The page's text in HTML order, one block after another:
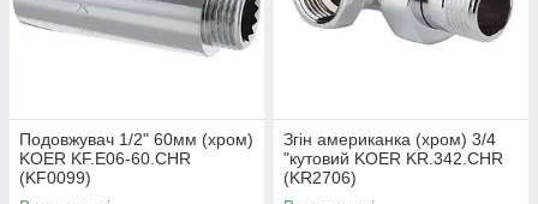
Подовжувач 1/2" 60мм (хром)
KOER KF.E06-60.CHR
(KF0099)
Згін американка (хром) 3/4
"кутовий KOER KR.342.CHR
(KR2706)